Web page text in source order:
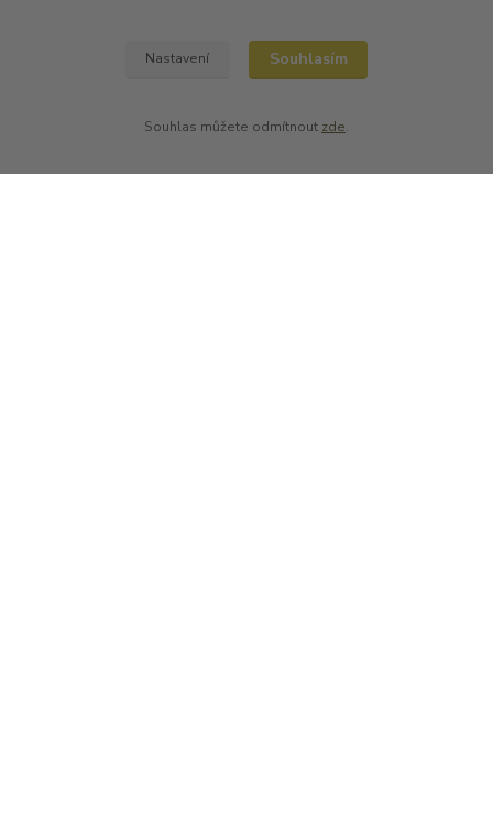
Nejčtenější na blogu
Nastavení Souhlasím
Souhlas můžete odmítnout zde.